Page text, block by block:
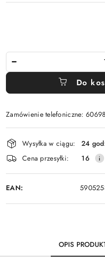
Do
Zamówienie telefoniczne:
Dostępność
i
dostawa
Wysyłka w ciągu:
24
Cena przesyłki:
16
EAN:
OPIS